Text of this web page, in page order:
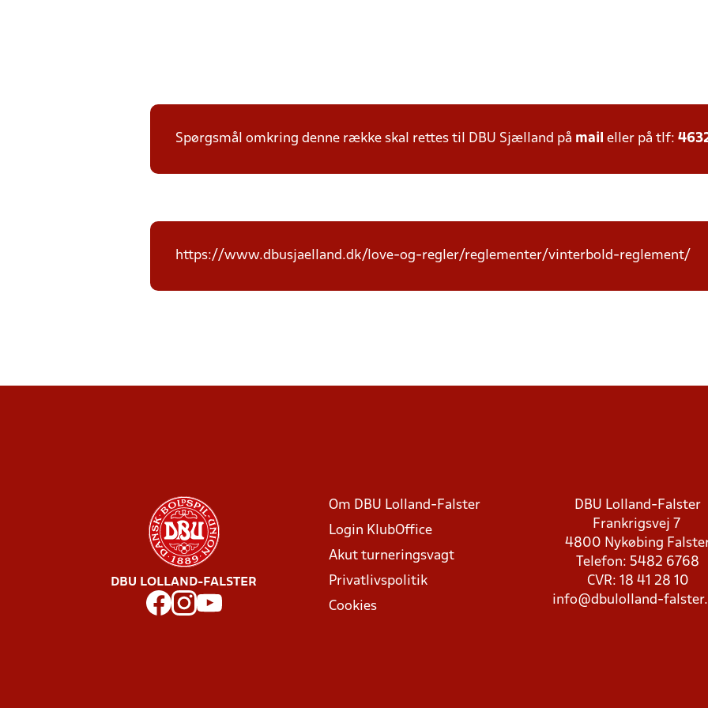
Spørgsmål omkring denne række skal rettes til DBU Sjælland på mail eller på tlf:
https://www.dbusjaelland.dk/love-og-regler/reglementer/vinterbold-reglement/
DBU LOLLAND-FALSTER
Om DBU Lolland-Falster
Login KlubOffice
Akut turneringsvagt
Privatlivspolitik
Cookies
DBU Lolland-Falster
Frankrigsvej 7
4800 Nykøbing
Telefon: 5482 6768
CVR: 18 41 28 10
info@dbulolland-